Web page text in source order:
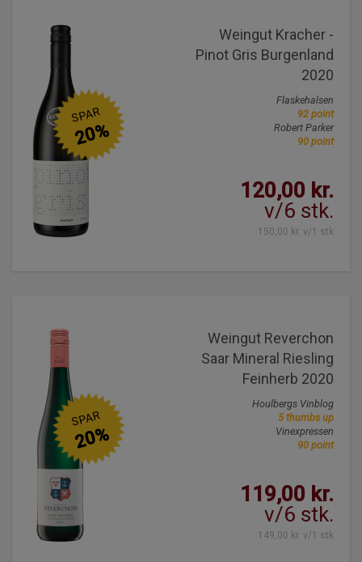
Weingut Kracher -
Pinot Gris Burgenland
2020
Flaskehalsen
92 point
Robert Parker
90 point
120,00 kr.
v/6 stk.
150,00 kr. v/1 stk
SPAR
20%
Weingut Reverchon
Saar Mineral Riesling
Feinherb 2020
Houlbergs Vinblog
5 thumbs up
Vinexpressen
90 point
119,00 kr.
v/6 stk.
149,00 kr. v/1 stk
SPAR
20%